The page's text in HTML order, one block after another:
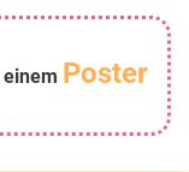
Poster